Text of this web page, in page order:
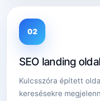
02
SEO landing oldal
Kulcsszóra épített
keresésekre